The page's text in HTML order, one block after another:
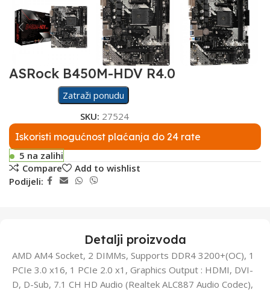
ASRock B450M-HDV R4.0
Zatraži ponudu
SKU: 27524
Iskoristi mogućnost plaćanja do 24 rate
5 na zalihi
Compare
Add to wishlist
Podijeli:
Detalji proizvoda
AMD AM4 Socket, 2 DIMMs, Supports DDR4 3200+(OC), 1
PCIe 3.0 x16, 1 PCIe 2.0 x1, Graphics Output : HDMI, DVI-
D, D-Sub, 7.1 CH HD Audio (Realtek ALC887 Audio Codec),